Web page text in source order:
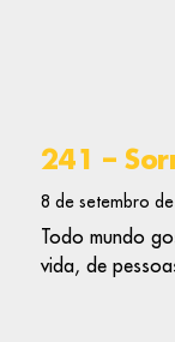
241 –
8 de setembro
Todo mundo
vida, de